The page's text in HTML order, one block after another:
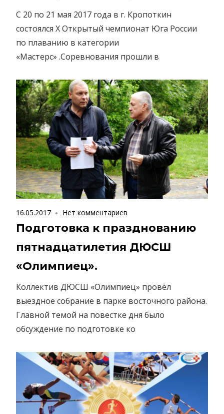
С 20 по 21 мая 2017 года в г. Кропоткин
состоялся Х Открытый чемпионат Юга России
по плаванию в категории
«Мастерс» .Соревнования прошли в
16.05.2017 Нет комментариев
Подготовка к празднованию
пятнадцатилетия ДЮСШ
«Олимпиец».
Коллектив ДЮСШ «Олимпиец» провёл
выездное собрание в парке восточного района.
Главной темой на повестке дня было
обсуждение по подготовке ко